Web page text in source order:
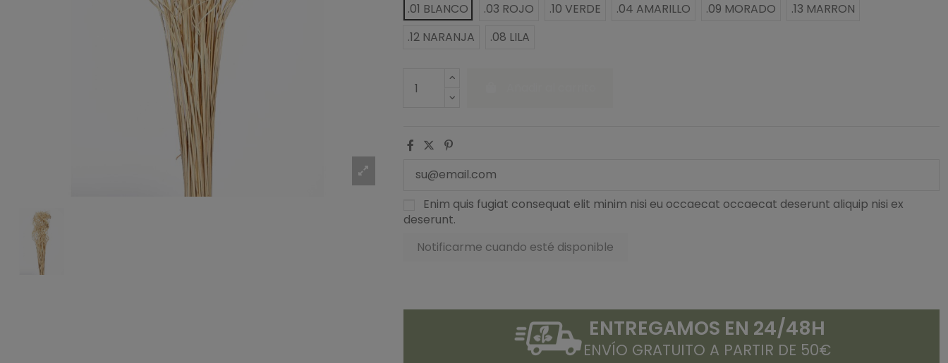
.01 BLANCO
.03 ROJO .10 VERDE .04 AMARILLO .09 MORADO
.13 MARRON
.12 NARANJA
.08 LILA
Enim quis fugiat consequat elit minim nisi eu occaecat occaecat deserunt aliquip nisi ex
deserunt.
ENTREGAMOS EN 24/48H
ENVÍO GRATUITO A PARTIR DE 50€